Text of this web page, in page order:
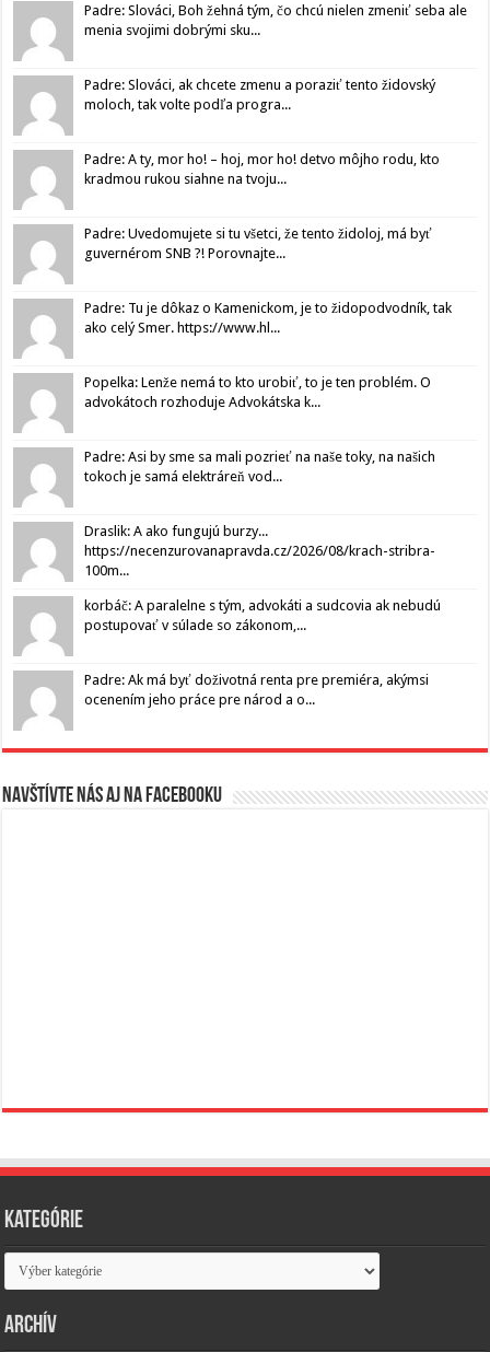
Padre: Slováci, Boh žehná tým, čo chcú nielen zmeniť seba ale
menia svojimi dobrými sku...
Padre: Slováci, ak chcete zmenu a poraziť tento židovský
moloch, tak volte podľa progra...
Padre: A ty, mor ho! – hoj, mor ho! detvo môjho rodu, kto
kradmou rukou siahne na tvoju...
Padre: Uvedomujete si tu všetci, že tento židoloj, má byť
guvernérom SNB ?! Porovnajte...
Padre: Tu je dôkaz o Kamenickom, je to židopodvodník, tak
ako celý Smer. https://www.hl...
Popelka: Lenže nemá to kto urobiť, to je ten problém. O
advokátoch rozhoduje Advokátska k...
Padre: Asi by sme sa mali pozrieť na naše toky, na našich
tokoch je samá elektráreň vod...
Draslik: A ako fungujú burzy...
https://necenzurovanapravda.cz/2026/08/krach-stribra-
100m...
korbáč: A paralelne s tým, advokáti a sudcovia ak nebudú
postupovať v súlade so zákonom,...
Padre: Ak má byť doživotná renta pre premiéra, akýmsi
ocenením jeho práce pre národ a o...
Navštívte nás aj na Facebooku
Kategórie
Kategórie
Archív